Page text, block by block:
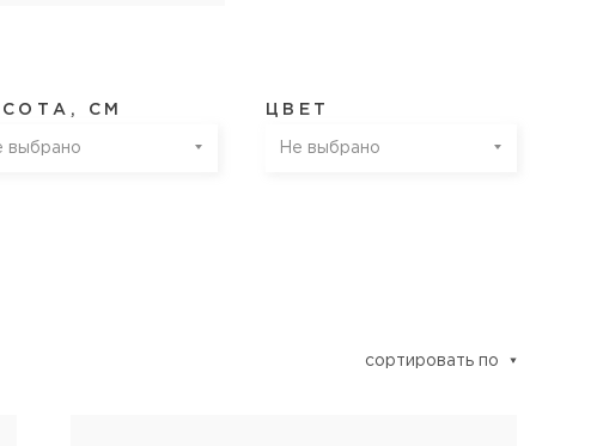
СМ
выбрано
ЦВЕТ
Не выбрано
сортировать по